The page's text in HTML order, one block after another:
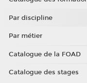
Par discipline
Par métier
Catalogue de la FOAD
Catalogue des stages